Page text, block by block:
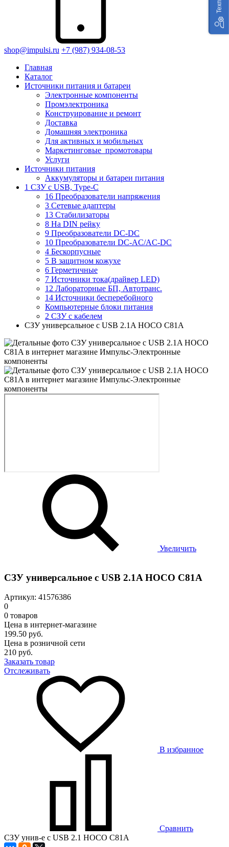
shop@impulsi.ru +7 (987) 934-08-53
Главная
Каталог
Источники питания и батареи
Электронные компоненты
Промэлектроника
Конструирование и ремонт
Доставка
Домашняя электроника
Для активных и мобильных
Маркетинговые_промотовары
Услуги
Источники питания
Аккумуляторы и батареи питания
1 СЗУ с USB, Type-C
16 Преобразователи напряжения
3 Сетевые адаптеры
13 Стабилизаторы
8 На DIN рейку
9 Преобразователи DC-DC
10 Преобразователи DC-AC/AC-DC
4 Бескорпусные
5 В защитном кожухе
6 Герметичные
7 Источники тока(драйвер LED)
12 Лабораторные БП, Автотранс.
14 Источники бесперебойного
Компьютерные блоки питания
2 СЗУ с кабелем
СЗУ универсальное с USB 2.1A HOCO C81A
Увеличить
СЗУ универсальное с USB 2.1A HOCO C81A
Артикул: 41576386
0
0 товаров
Цена в интернет-магазине
199.50 руб.
Цена в розничной сети
210 руб.
Заказать товар
Отслеживать
В избранное
Сравнить
СЗУ унив-е с USB 2.1 HOCO C81A